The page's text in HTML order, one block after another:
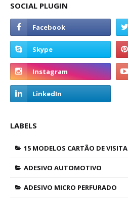
SOCIAL PLUGIN
LABELS
15 MODELOS CARTÃO DE VISITA
ADESIVO AUTOMOTIVO
ADESIVO MICRO PERFURADO